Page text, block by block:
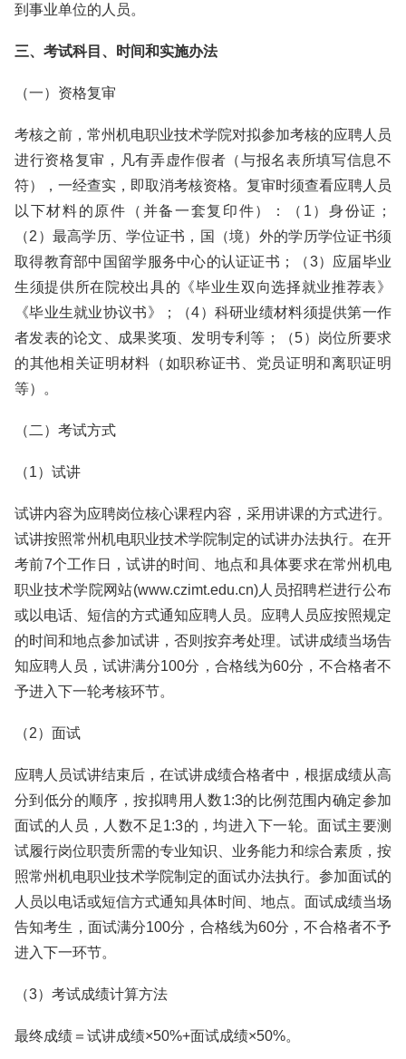
到事业单位的人员。
三、考试科目、时间和实施办法
（一）资格复审
考核之前，常州机电职业技术学院对拟参加考核的应聘人员
进行资格复审，凡有弄虚作假者（与报名表所填写信息不
符），一经查实，即取消考核资格。复审时须查看应聘人员
以下材料的原件（并备一套复印件）：（1）身份证；
（2）最高学历、学位证书，国（境）外的学历学位证书须
取得教育部中国留学服务中心的认证证书；（3）应届毕业
生须提供所在院校出具的《毕业生双向选择就业推荐表》
《毕业生就业协议书》；（4）科研业绩材料须提供第一作
者发表的论文、成果奖项、发明专利等；（5）岗位所要求
的其他相关证明材料（如职称证书、党员证明和离职证明
等）。
（二）考试方式
（1）试讲
试讲内容为应聘岗位核心课程内容，采用讲课的方式进行。
试讲按照常州机电职业技术学院制定的试讲办法执行。在开
考前7个工作日，试讲的时间、地点和具体要求在常州机电
职业技术学院网站(www.czimt.edu.cn)人员招聘栏进行公布
或以电话、短信的方式通知应聘人员。应聘人员应按照规定
的时间和地点参加试讲，否则按弃考处理。试讲成绩当场告
知应聘人员，试讲满分100分，合格线为60分，不合格者不
予进入下一轮考核环节。
（2）面试
应聘人员试讲结束后，在试讲成绩合格者中，根据成绩从高
分到低分的顺序，按拟聘用人数1:3的比例范围内确定参加
面试的人员，人数不足1:3的，均进入下一轮。面试主要测
试履行岗位职责所需的专业知识、业务能力和综合素质，按
照常州机电职业技术学院制定的面试办法执行。参加面试的
人员以电话或短信方式通知具体时间、地点。面试成绩当场
告知考生，面试满分100分，合格线为60分，不合格者不予
进入下一环节。
（3）考试成绩计算方法
最终成绩＝试讲成绩×50%+面试成绩×50%。